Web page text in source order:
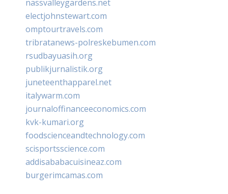
nassvalleygardens.net
electjohnstewart.com
omptourtravels.com
tribratanews-polreskebumen.com
rsudbayuasih.org
publikjurnalistik.org
juneteenthapparel.net
italywarm.com
journaloffinanceeconomics.com
kvk-kumari.org
foodscienceandtechnology.com
scisportsscience.com
addisababacuisineaz.com
burgerimcamas.com